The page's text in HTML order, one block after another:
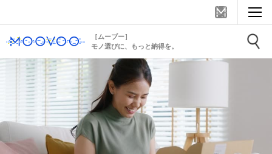
［ムーブー］
モノ選びに、もっと納得を。